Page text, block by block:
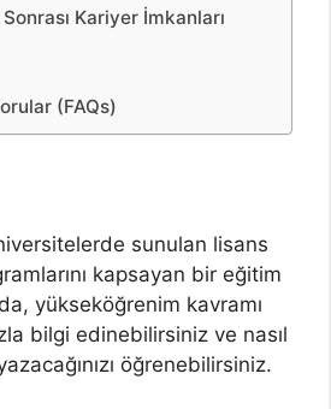
Kariyer İmkanları
(FAQs)
sunulan lisans
kapsayan bir eğitim
yükseköğrenim kavramı
bilgi edinebilirsiniz ve nasıl
öğrenebilirsiniz.